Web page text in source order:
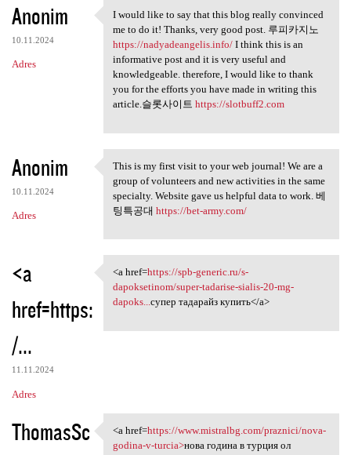
Anonim
10.11.2024
Adres
I would like to say that this
I would like to say that this blog really convinced
me to do it! Thanks, very good post. 루피카지노
https://nadyadeangelis.info/I think this is an
informative post and it is very useful and
knowledgeable. therefore, I would like to thank
you for the efforts you have made in writing this
article.슬롯사이트 https://slotbuff2.com
Anonim
10.11.2024
Adres
This is my first visit to
This is my first visit to your web journal! We are a
group of volunteers and new activities in the same
specialty. Website gave us helpful data to work. 베
팅특공대 https://bet-army.com/
<a
href=https:
/...
11.11.2024
Adres
<a href=https://spb-generic
<a href=https://spb-generic.ru/s-
dapoksetinom/super-tadarise-sialis-20-mg-
dapoks...супер тадарайз купить</a>
ThomasSc
<a href=https://www.mistralbg
<a href=https://www.mistralbg.com/praznici/nova-
godina-v-turcia>нова година в турция ол